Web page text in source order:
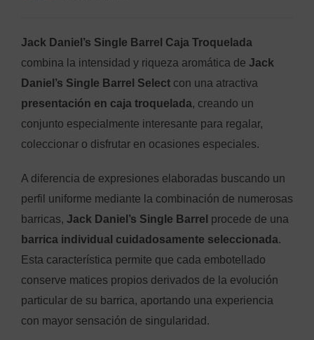
Jack Daniel’s Single Barrel Caja Troquelada
combina la intensidad y riqueza aromática de Jack
Daniel’s Single Barrel Select con una atractiva
presentación en caja troquelada, creando un
conjunto especialmente interesante para regalar,
coleccionar o disfrutar en ocasiones especiales.
A diferencia de expresiones elaboradas buscando un
perfil uniforme mediante la combinación de numerosas
barricas, Jack Daniel’s Single Barrel procede de una
barrica individual cuidadosamente seleccionada.
Esta característica permite que cada embotellado
conserve matices propios derivados de la evolución
particular de su barrica, aportando una experiencia
con mayor sensación de singularidad.